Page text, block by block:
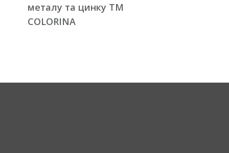
металу та цинку ТМ
COLORINA